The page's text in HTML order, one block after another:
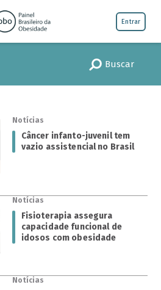
Entrar
Buscar
Notícias
Câncer infanto-juvenil tem
vazio assistencial no Brasil
Notícias
Fisioterapia assegura
capacidade funcional de
idosos com obesidade
Notícias